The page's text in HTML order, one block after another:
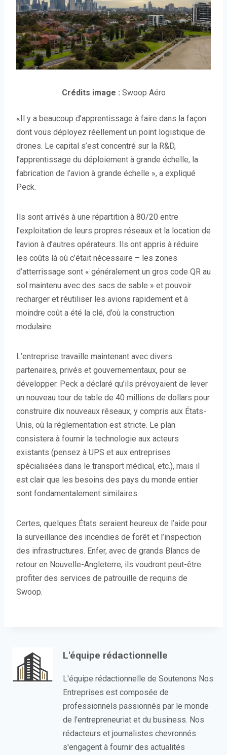
Crédits image : Swoop Aéro
«Il y a beaucoup d’apprentissage à faire dans la façon
dont vous déployez réellement un point logistique de
drones. Le capital s’est concentré sur la R&D,
l’apprentissage du déploiement à grande échelle, la
fabrication de l’avion à grande échelle », a expliqué
Peck.
Ils sont arrivés à une répartition à 80/20 entre
l’exploitation de leurs propres réseaux et la location de
l’avion à d’autres opérateurs. Ils ont appris à réduire
les coûts là où c’était nécessaire – les zones
d’atterrissage sont « généralement un gros code QR au
sol maintenu avec des sacs de sable » et pouvoir
recharger et réutiliser les avions rapidement et à
moindre coût a été la clé, d’où la construction
modulaire.
L’entreprise travaille maintenant avec divers
partenaires, privés et gouvernementaux, pour se
développer. Peck a déclaré qu’ils prévoyaient de lever
un nouveau tour de table de 40 millions de dollars pour
construire dix nouveaux réseaux, y compris aux États-
Unis, où la réglementation est stricte. Le plan
consistera à fournir la technologie aux acteurs
existants (pensez à UPS et aux entreprises
spécialisées dans le transport médical, etc.), mais il
est clair que les besoins des pays du monde entier
sont fondamentalement similaires.
Certes, quelques États seraient heureux de l’aide pour
la surveillance des incendies de forêt et l’inspection
des infrastructures. Enfer, avec de grands Blancs de
retour en Nouvelle-Angleterre, ils voudront peut-être
profiter des services de patrouille de requins de
Swoop.
L'équipe rédactionnelle
L'équipe rédactionnelle de Soutenons Nos
Entreprises est composée de
professionnels passionnés par le monde
de l'entrepreneuriat et du business. Nos
rédacteurs et journalistes chevronnés
s'engagent à fournir des actualités